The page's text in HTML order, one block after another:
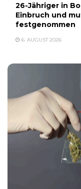
26-Jähriger in
Einbruch und
festgenommen
6. AUGUST 2026